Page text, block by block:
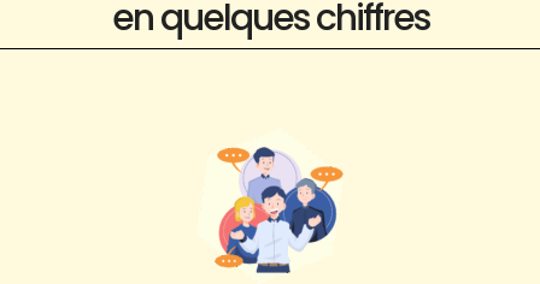
en quelques chiffres